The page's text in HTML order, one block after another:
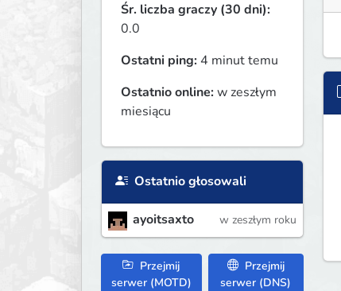
Śr. liczba graczy (30 dni):
0.0
Ostatni ping: 4 minut temu
Ostatnio online:w zeszłym
miesiącu
Ostatnio głosowali
ayoitsaxto w zeszłym roku
Przejmij
serwer (MOTD)
Przejmij
serwer (DNS)